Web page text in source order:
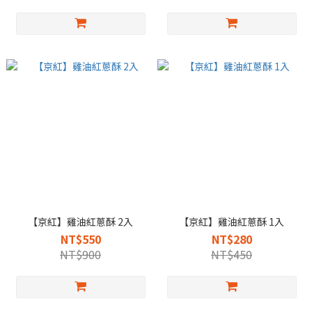
【京紅】雞油紅蔥酥 2入
NT$550
NT$900
【京紅】雞油紅蔥酥 1入
NT$280
NT$450